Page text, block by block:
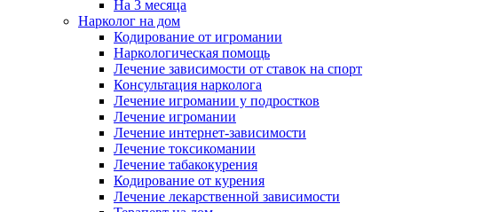
На 3 месяца
Нарколог на дом
Кодирование от игромании
Наркологическая помощь
Лечение зависимости от ставок на спорт
Консультация нарколога
Лечение игромании у подростков
Лечение игромании
Лечение интернет-зависимости
Лечение токсикомании
Лечение табакокурения
Кодирование от курения
Лечение лекарственной зависимости